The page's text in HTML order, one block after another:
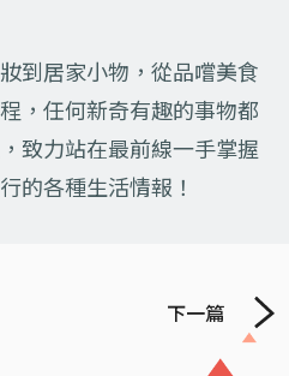
到居家小物，從品嚐美食
，任何新奇有趣的事物都
致力站在最前線一手掌握
的各種生活情報！
下一篇